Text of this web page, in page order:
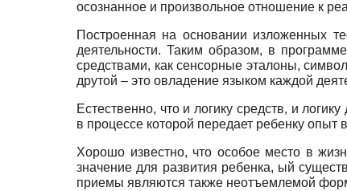
осознанное и произвольное отношение к
Построенная на основании изложенных
деятельности. Таким образом, в
средствами, как сенсорные эталоны,
друтой – это овладение языком каждой
Естественно, что и логику средств, и
в процессе которой передает ребенку
Хорошо известно, что особое место в
значение для развития ребенка, ый
приемы являются также неотъемлемой